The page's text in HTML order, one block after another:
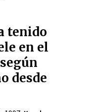
tenido
en el
desde